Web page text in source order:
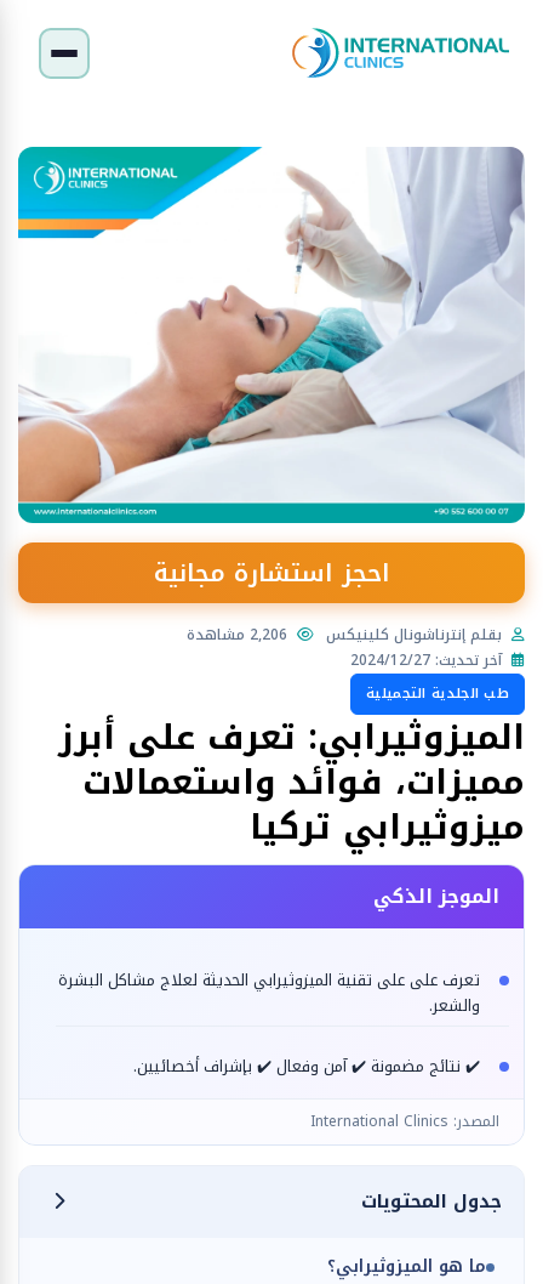
احجز استشارة مجانية
بقلم إنترناشونال كلينيكس
2,206 مشاهدة
آخر تحديث: 2024/12/27
طب الجلدية التجميلية
الميزوثيرابي: تعرف على أبرز
مميزات، فوائد واستعمالات
ميزوثيرابي تركيا
الموجز الذكي
تعرف على على تقنية الميزوثيرابي الحديثة لعلاج مشاكل البشرة
والشعر.
✔️ نتائج مضمونة ✔️ آمن وفعال ✔️ بإشراف أخصائيين.
المصدر: International Clinics
جدول المحتويات
ما هو الميزوثيرابي؟